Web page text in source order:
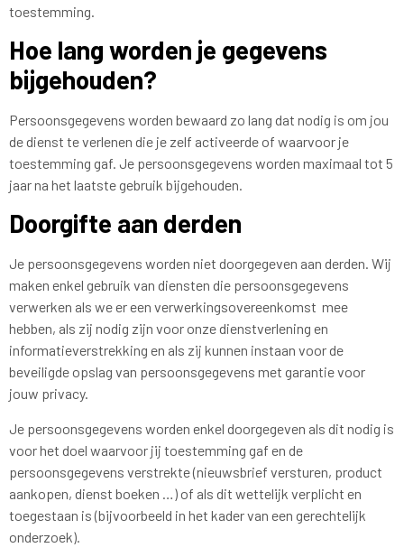
toestemming.
Hoe lang worden je gegevens
bijgehouden?
Persoonsgegevens worden bewaard zo lang dat nodig is om jou
de dienst te verlenen die je zelf activeerde of waarvoor je
toestemming gaf. Je persoonsgegevens worden maximaal tot 5
jaar na het laatste gebruik bijgehouden.
Doorgifte aan derden
Je persoonsgegevens worden niet doorgegeven aan derden. Wij
maken enkel gebruik van diensten die persoonsgegevens
verwerken als we er een verwerkingsovereenkomst mee
hebben, als zij nodig zijn voor onze dienstverlening en
informatieverstrekking en als zij kunnen instaan voor de
beveiligde opslag van persoonsgegevens met garantie voor
jouw privacy.
Je persoonsgegevens worden enkel doorgegeven als dit nodig is
voor het doel waarvoor jij toestemming gaf en de
persoonsgegevens verstrekte (nieuwsbrief versturen, product
aankopen, dienst boeken …) of als dit wettelijk verplicht en
toegestaan is (bijvoorbeeld in het kader van een gerechtelijk
onderzoek).